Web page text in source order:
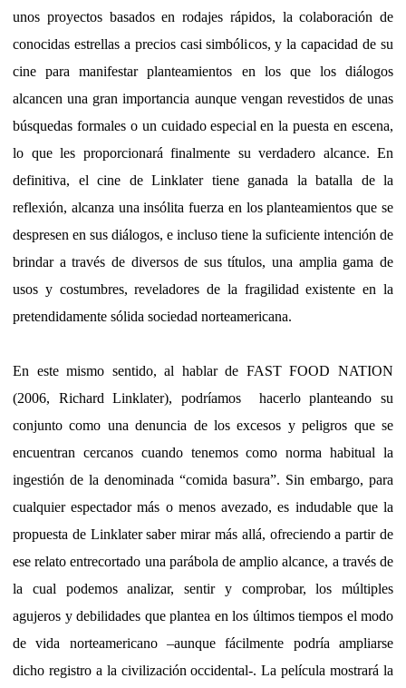
unos proyectos basados en rodajes rápidos, la colaboración de
conocidas estrellas a precios casi simbólicos, y la capacidad de su
cine para manifestar planteamientos en los que los diálogos
alcancen una gran importancia aunque vengan revestidos de unas
búsquedas formales o un cuidado especial en la puesta en escena,
lo que les proporcionará finalmente su verdadero alcance. En
definitiva, el cine de Linklater tiene ganada la batalla de la
reflexión, alcanza una insólita fuerza en los planteamientos que se
despresen en sus diálogos, e incluso tiene la suficiente intención de
brindar a través de diversos de sus títulos, una amplia gama de
usos y costumbres, reveladores de la fragilidad existente en la
pretendidamente sólida sociedad norteamericana.
En este mismo sentido, al hablar de FAST FOOD NATION
(2006, Richard Linklater), podríamos
hacerlo planteando su
conjunto como una denuncia de los excesos y peligros que se
encuentran cercanos cuando tenemos como norma habitual la
ingestión de la denominada “comida basura”. Sin embargo, para
cualquier espectador más o menos avezado, es indudable que la
propuesta de Linklater saber mirar más allá, ofreciendo a partir de
ese relato entrecortado una parábola de amplio alcance, a través de
la cual podemos analizar, sentir y comprobar, los múltiples
agujeros y debilidades que plantea en los últimos tiempos el modo
de vida norteamericano –aunque fácilmente podría ampliarse
dicho registro a la civilización occidental-. La película mostrará la